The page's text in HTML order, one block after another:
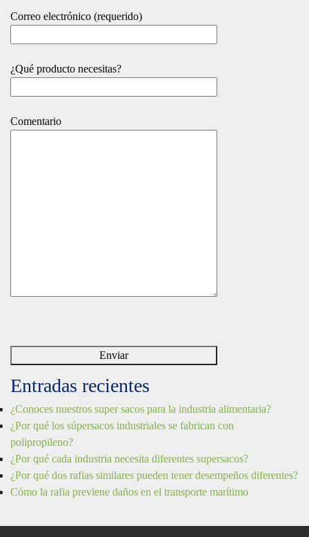
Correo electrónico (requerido)
¿Qué producto necesitas?
Comentario
Entradas recientes
¿Conoces nuestros super sacos para la industria alimentaria?
¿Por qué los súpersacos industriales se fabrican con
polipropileno?
¿Por qué cada industria necesita diferentes supersacos?
¿Por qué dos rafias similares pueden tener desempeños diferentes?
Cómo la rafia previene daños en el transporte marítimo